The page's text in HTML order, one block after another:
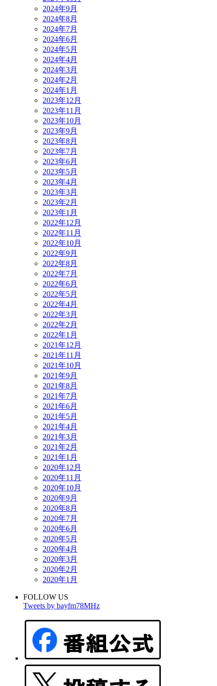
2024年9月
2024年8月
2024年7月
2024年6月
2024年5月
2024年4月
2024年3月
2024年2月
2024年1月
2023年12月
2023年11月
2023年10月
2023年9月
2023年8月
2023年7月
2023年6月
2023年5月
2023年4月
2023年3月
2023年2月
2023年1月
2022年12月
2022年11月
2022年10月
2022年9月
2022年8月
2022年7月
2022年6月
2022年5月
2022年4月
2022年3月
2022年2月
2022年1月
2021年12月
2021年11月
2021年10月
2021年9月
2021年8月
2021年7月
2021年6月
2021年5月
2021年4月
2021年3月
2021年2月
2021年1月
2020年12月
2020年11月
2020年10月
2020年9月
2020年8月
2020年7月
2020年6月
2020年5月
2020年4月
2020年3月
2020年2月
2020年1月
FOLLOW US
Tweets by bayfm78MHz